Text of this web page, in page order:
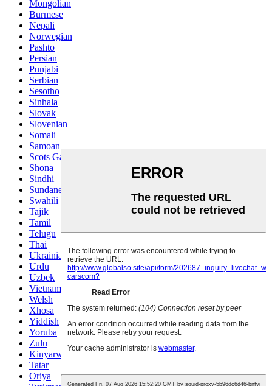
Mongolian
Burmese
Nepali
Norwegian
Pashto
Persian
Punjabi
Serbian
Sesotho
Sinhala
Slovak
Slovenian
Somali
Samoan
Scots Gaelic
Shona
Sindhi
Sundanese
Swahili
Tajik
Tamil
Telugu
Thai
Ukrainian
Urdu
Uzbek
Vietnamese
Welsh
Xhosa
Yiddish
Yoruba
Zulu
Kinyarwanda
Tatar
Oriya